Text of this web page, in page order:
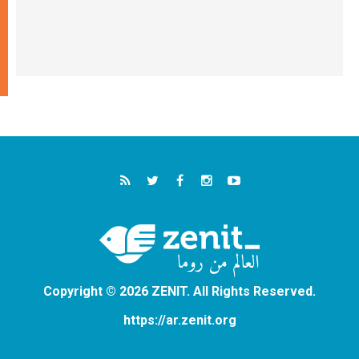
Copyright © 2026 ZENIT. All Rights Reserved.
https://ar.zenit.org